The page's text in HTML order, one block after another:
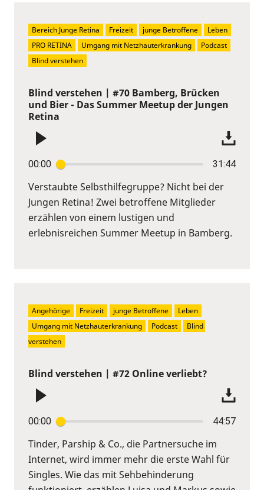
Blind verstehen | #70 Bamberg, Brücken
und Bier - Das Summer Meetup der Jungen
Retina
00:00 31:44
Verstaubte Selbsthilfegruppe? Nicht bei der
Jungen Retina! Zwei betroffene Mitglieder
erzählen von einem lustigen und
erlebnisreichen Summer Meetup in Bamberg.
Bereich Junge Retina Freizeit junge Betroffene
Leben
PRO RETINA
Umgang mit Netzhauterkrankung
Podcast
Blind verstehen
Blind verstehen | #72 Online verliebt?
00:00 44:57
Tinder, Parship & Co., die Partnersuche im
Internet, wird immer mehr die erste Wahl für
Singles. Wie das mit Sehbehinderung
Angehörige Freizeit junge Betroffene
Leben
Umgang mit Netzhauterkrankung
Podcast
Blind
verstehen